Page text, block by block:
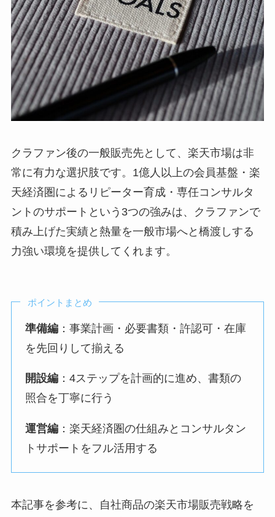
クラファン後の一般販売先として、楽天市場は非
常に有力な選択肢です。1億人以上の会員基盤・楽
天経済圏によるリピーター育成・専任コンサルタ
ントのサポートという3つの強みは、クラファンで
積み上げた実績と熱量を一般市場へと橋渡しする
力強い環境を提供してくれます。
ポイントまとめ
準備編 ：事業計画・必要書類・許認可・在庫
を先回りして揃える
開設編 ：4ステップを計画的に進め、書類の
照合を丁寧に行う
運営編 ：楽天経済圏の仕組みとコンサルタン
トサポートをフル活用する
本記事を参考に、自社商品の楽天市場販売戦略を